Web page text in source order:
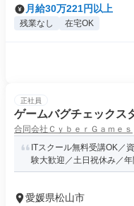
月給30万221円以上
残業なし 在宅OK
正社員
ゲームバグチェックス
合同会社ＣｙｂｅｒＧａｍｅｓ
ITスクール無料受講OK／
験大歓迎／土日祝休み／年
愛媛県松山市